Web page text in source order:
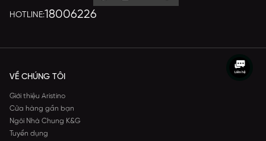
HOTLINE:18006226
VỀ CHÚNG TÔI
Giới thiệu Aristino
Cửa hàng gần bạn
Ngôi Nhà Chung K&G
Tuyển dụng